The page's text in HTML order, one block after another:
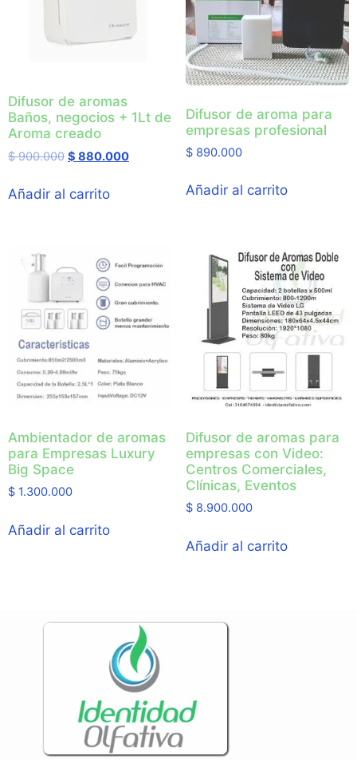
Difusor de aromas
Baños, negocios + 1Lt de
Aroma creado
$900.000 $ 880.000
Añadir al carrito
Difusor de aroma para
empresas profesional
$890.000
Añadir al carrito
Ambientador de aromas
para Empresas Luxury
Big Space
$ 1.300.000
Añadir al carrito
Difusor de aromas para
empresas con Video:
Centros Comerciales,
Clínicas, Eventos
$8.900.000
Añadir al carrito